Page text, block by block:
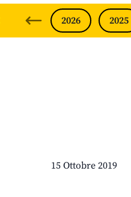
2026 2025
15 Ottobre 2019